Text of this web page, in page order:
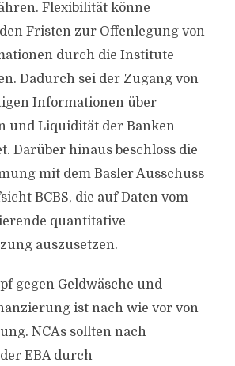
Flexibilität könne
Fristen zur Offenlegung von
durch die Institute
Dadurch sei der Zugang von
Informationen über
und Liquidität der Banken
Darüber hinaus beschloss die
mit dem Basler Ausschuss
BCBS, die auf Daten vom
quantitative
auszusetzen.
gegen Geldwäsche und
ist nach wie vor von
NCAs sollten nach
EBA durch